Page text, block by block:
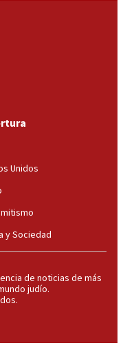
Unidos
y Sociedad
de noticias de más
judío.